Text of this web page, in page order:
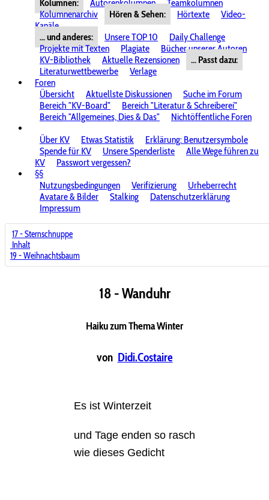
Kolumnen:
Autorenkolumnen
Teamkolumnen
Kolumnenarchiv
Hören & Sehen: Hörtexte
Video-
Kanäle
... und anderes:
Unsere TOP 10
Daily Challenge
Projekte mit Texten
Plagiate
Bücher unserer Autoren
KV-Bibliothek
Aktuelle Rezensionen
... Passt dazu:
Literaturwettbewerbe
Verlage
Foren
Übersicht
Aktuellste Diskussionen
Suche im Forum
Bereich "KV-Board"
Bereich "Literatur & Schreiberei"
Bereich "Allgemeines, Dies & Das"
Nichtöffentliche Foren
Über KV
Etwas Statistik
Erklärung: Benutzersymbole
Spende für KV
Unsere Spenderliste
Alle Wege führen zu
KV
Passwort vergessen?
§§
Nutzungsbedingungen
Verifizierung
Urheberrecht
Avatare & Bilder
Stalking
Datenschutzerklärung
Impressum
17 - Sternschnuppe
Inhalt
19 - Weihnachtsbaum
18 - Wanduhr
Haiku zum Thema Winter
von Didi.Costaire
Es ist Winterzeit
und Tage enden so rasch
wie dieses Gedicht